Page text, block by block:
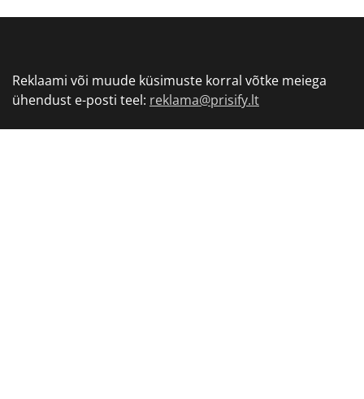
Reklaami või muude küsimuste korral võtke meiega
ühendust e-posti teel: reklama@prisify.lt